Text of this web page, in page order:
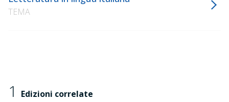
TEMA
1 Edizioni correlate